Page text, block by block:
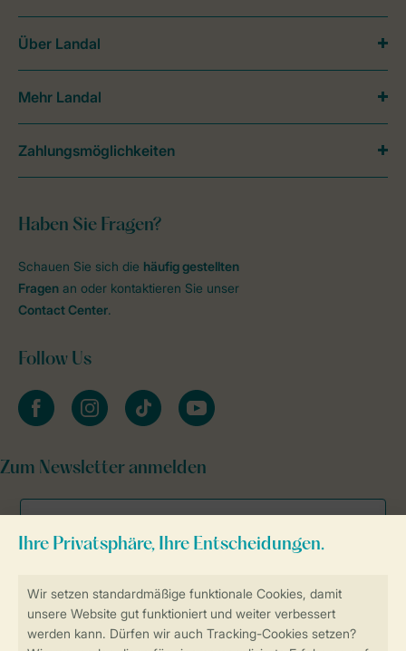
Sicher und schnell zur Online-Buchung
Haben Sie Fragen?
Schauen Sie sich die häufig gestellten
Fragen an oder kontaktieren Sie unser
Contact Center.
Follow Us
facebookinstagramtiktok youtube
Zum Newsletter anmelden
Über Landal
Mehr Landal
Zahlungsmöglichkeiten